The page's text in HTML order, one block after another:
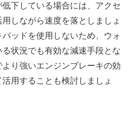
下している場合には、アクセ
しながら速度を落としましょ
ッドを使用しないため、ウォ
状況でも有効な減速手段とな
り強いエンジンブレーキの効
用することも検討しましょ